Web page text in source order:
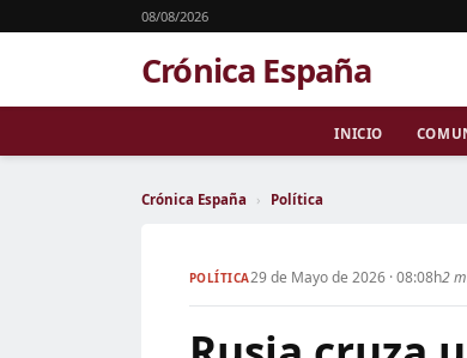
08/08/2026
Crónica España
INICIO
Crónica España › Política
POLÍTICA29 de Mayo de 2026 · 08:08h2